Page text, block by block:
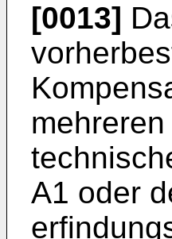
[0013]
A1 oder